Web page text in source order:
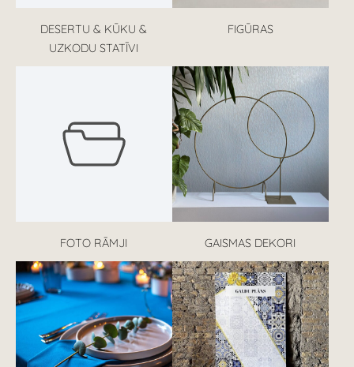
DESERTU & KŪKU &
UZKODU STATĪVI
FIGŪRAS
FOTO RĀMJI GAISMAS DEKORI